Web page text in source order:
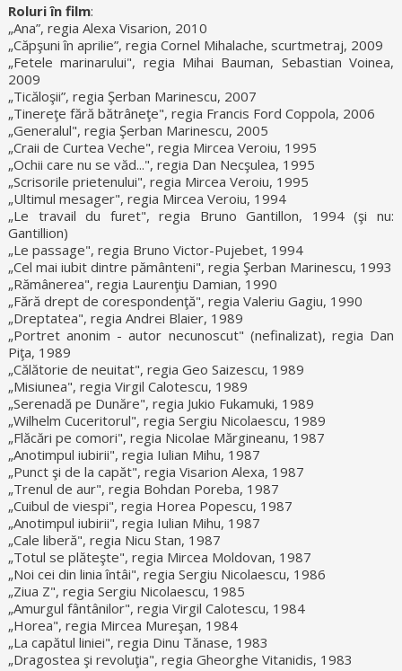
Roluri în film:
„Ana”, regia Alexa Visarion, 2010
„Căpşuni în aprilie”, regia Cornel Mihalache, scurtmetraj, 2009
„Fetele marinarului", regia Mihai Bauman, Sebastian Voinea,
2009
„Ticăloşii”, regia Şerban Marinescu, 2007
„Tinereţe fără bătrâneţe", regia Francis Ford Coppola, 2006
„Generalul", regia Şerban Marinescu, 2005
„Craii de Curtea Veche", regia Mircea Veroiu, 1995
„Ochii care nu se văd...", regia Dan Necşulea, 1995
„Scrisorile prietenului", regia Mircea Veroiu, 1995
„Ultimul mesager", regia Mircea Veroiu, 1994
„Le travail du furet", regia Bruno Gantillon, 1994 (şi nu:
Gantillion)
„Le passage", regia Bruno Victor-Pujebet, 1994
„Cel mai iubit dintre pământeni", regia Şerban Marinescu, 1993
„Rămânerea", regia Laurenţiu Damian, 1990
„Fără drept de corespondenţă", regia Valeriu Gagiu, 1990
„Dreptatea", regia Andrei Blaier, 1989
„Portret anonim - autor necunoscut" (nefinalizat), regia Dan
Piţa, 1989
„Călătorie de neuitat", regia Geo Saizescu, 1989
„Misiunea", regia Virgil Calotescu, 1989
„Serenadă pe Dunăre", regia Jukio Fukamuki, 1989
„Wilhelm Cuceritorul", regia Sergiu Nicolaescu, 1989
„Flăcări pe comori", regia Nicolae Mărgineanu, 1987
„Anotimpul iubirii", regia Iulian Mihu, 1987
„Punct şi de la capăt", regia Visarion Alexa, 1987
„Trenul de aur", regia Bohdan Poreba, 1987
„Cuibul de viespi", regia Horea Popescu, 1987
„Anotimpul iubirii", regia Iulian Mihu, 1987
„Cale liberă", regia Nicu Stan, 1987
„Totul se plăteşte", regia Mircea Moldovan, 1987
„Noi cei din linia întâi", regia Sergiu Nicolaescu, 1986
„Ziua Z", regia Sergiu Nicolaescu, 1985
„Amurgul fântânilor", regia Virgil Calotescu, 1984
„Horea", regia Mircea Mureşan, 1984
„La capătul liniei", regia Dinu Tănase, 1983
„Dragostea şi revoluţia", regia Gheorghe Vitanidis, 1983